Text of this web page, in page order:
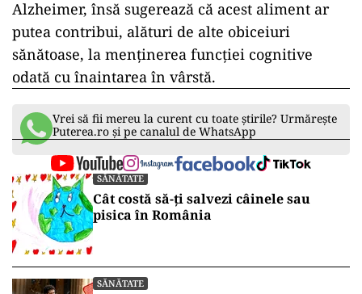
Alzheimer, însă sugerează că acest aliment ar
putea contribui, alături de alte obiceiuri
sănătoase, la menținerea funcției cognitive
odată cu înaintarea în vârstă.
Vrei să fii mereu la curent cu toate știrile? Urmărește
Puterea.ro și pe canalul de WhatsApp
SĂNĂTATE
Cât costă să-ți salvezi câinele sau
pisica în România
SĂNĂTATE